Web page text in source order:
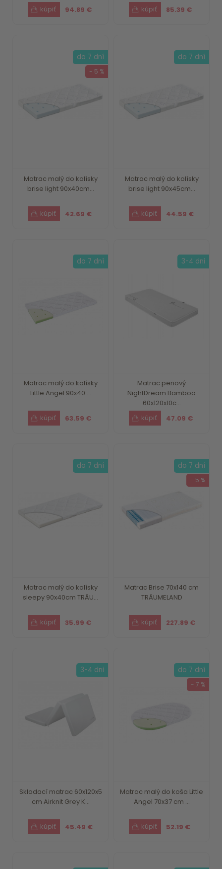
94.89 € 85.39 €
Matrac malý do kolísky
brise light 90x40cm...
42.69 €
do 7 dní
- 5 %
Matrac malý do kolísky
brise light 90x45cm...
44.59 €
do 7 dní
Matrac malý do kolísky
Little Angel 90x40 ...
63.59 €
do 7 dní
Matrac penový
NightDream Bamboo
60x120x10c...
47.09 €
3-4 dni
Matrac malý do kolísky
sleepy 90x40cm TRÄU...
35.99 €
do 7 dní
Matrac Brise 70x140 cm
TRÄUMELAND
227.89 €
do 7 dní
- 5 %
Skladací matrac 60x120x5
cm Airknit Grey K...
45.49 €
3-4 dni
Matrac malý do koša Little
Angel 70x37 cm ...
52.19 €
do 7 dní
- 7 %